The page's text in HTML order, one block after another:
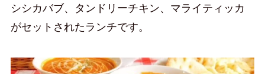
シシカバブ、タンドリーチキン、マライティッカ
がセットされたランチです。